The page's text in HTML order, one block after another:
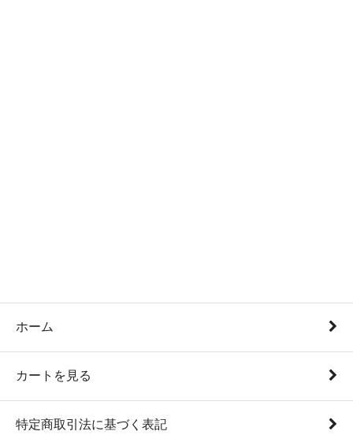
ホーム
カートを見る
特定商取引法に基づく表記